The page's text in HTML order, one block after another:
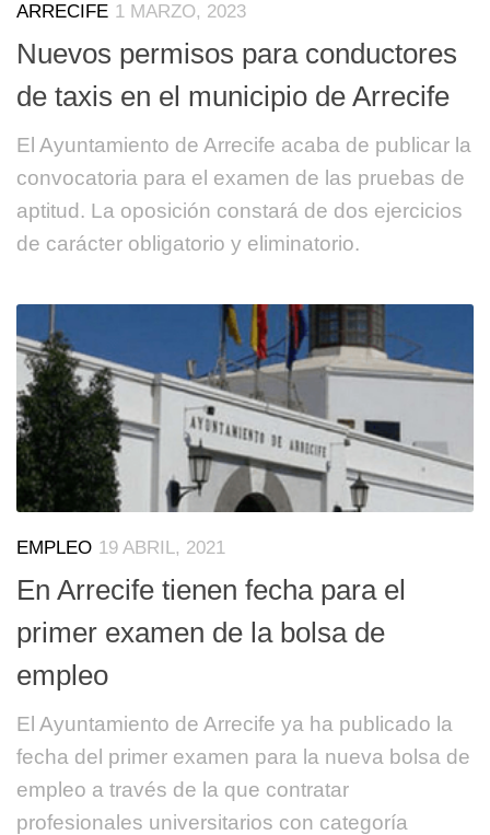
ARRECIFE 1 MARZO, 2023
Nuevos permisos para conductores
de taxis en el municipio de Arrecife
El Ayuntamiento de Arrecife acaba de publicar la
convocatoria para el examen de las pruebas de
aptitud. La oposición constará de dos ejercicios
de carácter obligatorio y eliminatorio.
EMPLEO 19 ABRIL, 2021
En Arrecife tienen fecha para el
primer examen de la bolsa de
empleo
El Ayuntamiento de Arrecife ya ha publicado la
fecha del primer examen para la nueva bolsa de
empleo a través de la que contratar
profesionales universitarios con categoría